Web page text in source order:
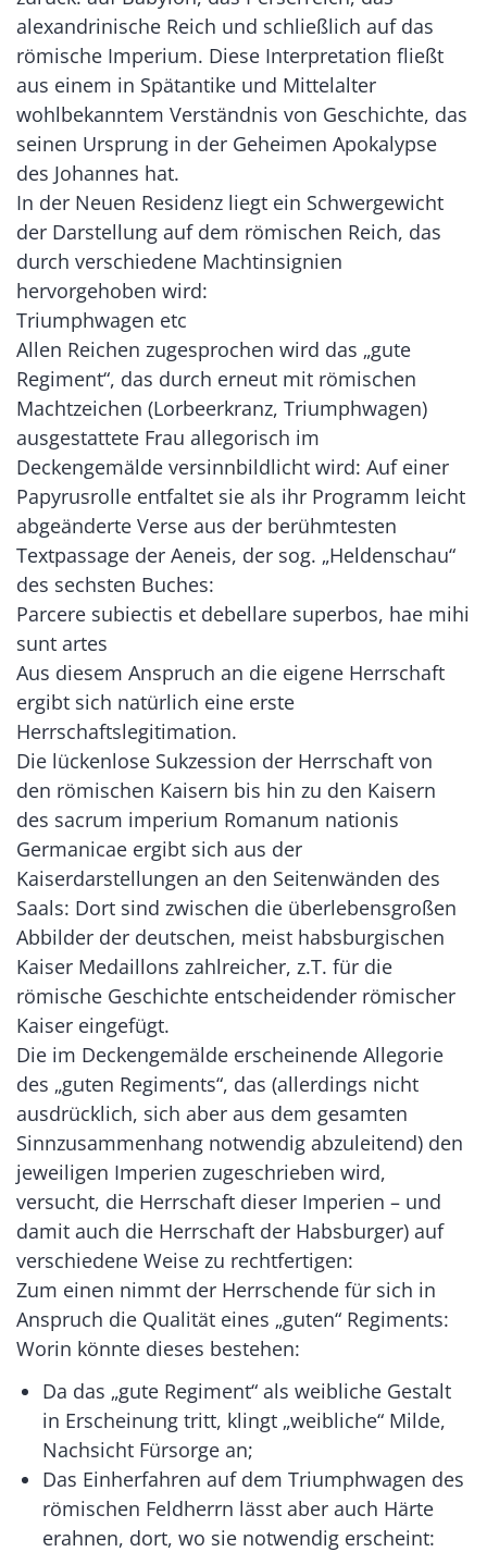
alexandrinische Reich und schließlich auf das
römische Imperium. Diese Interpretation fließt
aus einem in Spätantike und Mittelalter
wohlbekanntem Verständnis von Geschichte, das
seinen Ursprung in der Geheimen Apokalypse
des Johannes hat.
In der Neuen Residenz liegt ein Schwergewicht
der Darstellung auf dem römischen Reich, das
durch verschiedene Machtinsignien
hervorgehoben wird:
Triumphwagen etc
Allen Reichen zugesprochen wird das „gute
Regiment“, das durch erneut mit römischen
Machtzeichen (Lorbeerkranz, Triumphwagen)
ausgestattete Frau allegorisch im
Deckengemälde versinnbildlicht wird: Auf einer
Papyrusrolle entfaltet sie als ihr Programm leicht
abgeänderte Verse aus der berühmtesten
Textpassage der Aeneis, der sog. „Heldenschau“
des sechsten Buches:
Parcere subiectis et debellare superbos, hae mihi
sunt artes
Aus diesem Anspruch an die eigene Herrschaft
ergibt sich natürlich eine erste
Herrschaftslegitimation.
Die lückenlose Sukzession der Herrschaft von
den römischen Kaisern bis hin zu den Kaisern
des sacrum imperium Romanum nationis
Germanicae ergibt sich aus der
Kaiserdarstellungen an den Seitenwänden des
Saals: Dort sind zwischen die überlebensgroßen
Abbilder der deutschen, meist habsburgischen
Kaiser Medaillons zahlreicher, z.T. für die
römische Geschichte entscheidender römischer
Kaiser eingefügt.
Die im Deckengemälde erscheinende Allegorie
des „guten Regiments“, das (allerdings nicht
ausdrücklich, sich aber aus dem gesamten
Sinnzusammenhang notwendig abzuleitend) den
jeweiligen Imperien zugeschrieben wird,
versucht, die Herrschaft dieser Imperien – und
damit auch die Herrschaft der Habsburger) auf
verschiedene Weise zu rechtfertigen:
Zum einen nimmt der Herrschende für sich in
Anspruch die Qualität eines „guten“ Regiments:
Worin könnte dieses bestehen:
Da das „gute Regiment“ als weibliche Gestalt
in Erscheinung tritt, klingt „weibliche“ Milde,
Nachsicht Fürsorge an;
Das Einherfahren auf dem Triumphwagen des
römischen Feldherrn lässt aber auch Härte
erahnen, dort, wo sie notwendig erscheint: